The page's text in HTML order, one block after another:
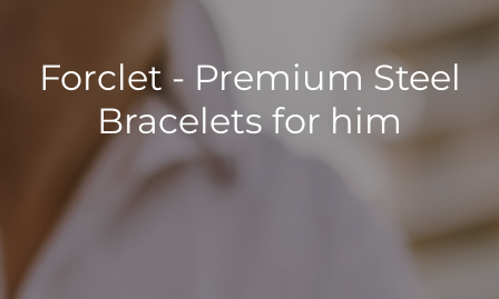
Forclet - Premium Steel
Bracelets for him